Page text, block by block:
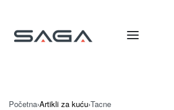
Početna›Artikli za kuću›Tacne